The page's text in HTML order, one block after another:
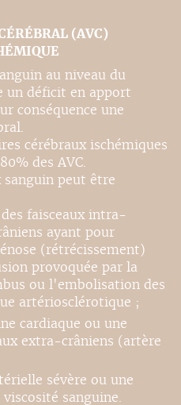
(AVC)
au niveau du
un déficit en apport
conséquence une
cérébraux ischémiques
des AVC.
peut être
faisceaux intra-
ayant pour
(rétrécissement)
provoquée par la
ou l'embolisation des
artériosclérotique ;
cardiaque ou une
extra-crâniens (artère
sévère ou une
sanguine.